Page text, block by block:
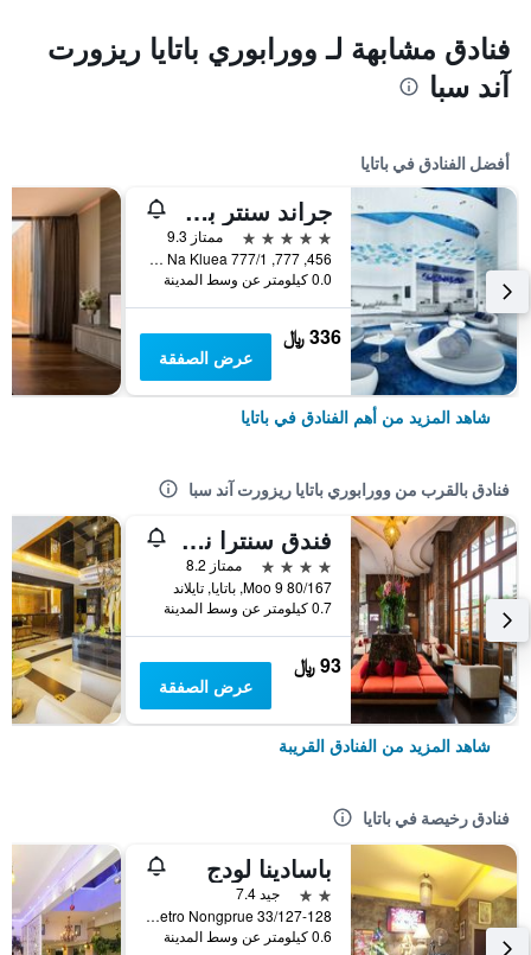
فنادق مشابهة لـ وورابوري باتايا ريزورت
آند سبا
أفضل الفنادق في باتايا
جراند سنتر بوينت باتايا
5 نجوم
ممتاز 9.3
456, 777, 777/1 M.6 Na Kluea, باتايا, تايلاند
0.0 كيلومتر عن وسط المدينة
336 ﷼
عرض الصفقة
شاهد المزيد من أهم الفنادق في باتايا
فنادق بالقرب من وورابوري باتايا ريزورت آند سبا
فندق سنترا نوفا، باتايا
4 نجوم
ممتاز 8.2
80/167 Moo 9, باتايا, تايلاند
0.7 كيلومتر عن وسط المدينة
93 ﷼
عرض الصفقة
شاهد المزيد من الفنادق القريبة
فنادق رخيصة في باتايا
باسادينا لودج
2 نجمتين
جيد 7.4
33/127-128 Moo 10 Soi Lk Metro Nongprue, باتايا, تايلاند
0.6 كيلومتر عن وسط المدينة